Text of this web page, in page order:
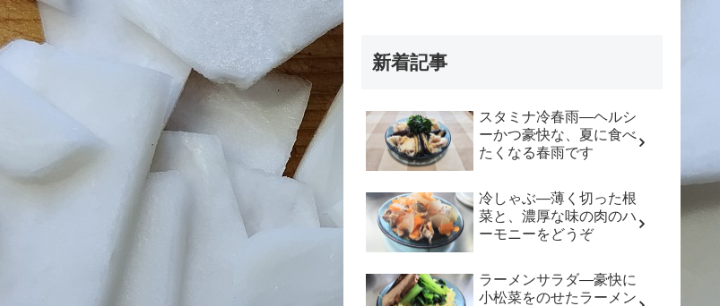
新着記事
スタミナ冷春雨―ヘルシ
ーかつ豪快な、夏に食べ
たくなる春雨です
冷しゃぶ―薄く切った根
菜と、濃厚な味の肉のハ
ーモニーをどうぞ
ラーメンサラダ―豪快に
小松菜をのせたラーメン